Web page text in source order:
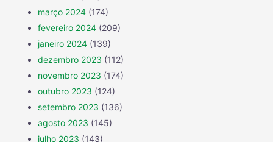
março 2024 (174)
fevereiro 2024 (209)
janeiro 2024 (139)
dezembro 2023 (112)
novembro 2023 (174)
outubro 2023 (124)
setembro 2023 (136)
agosto 2023 (145)
julho 2023 (143)